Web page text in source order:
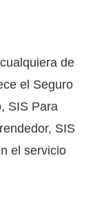
de
el Seguro
SIS Para
SIS
el servicio